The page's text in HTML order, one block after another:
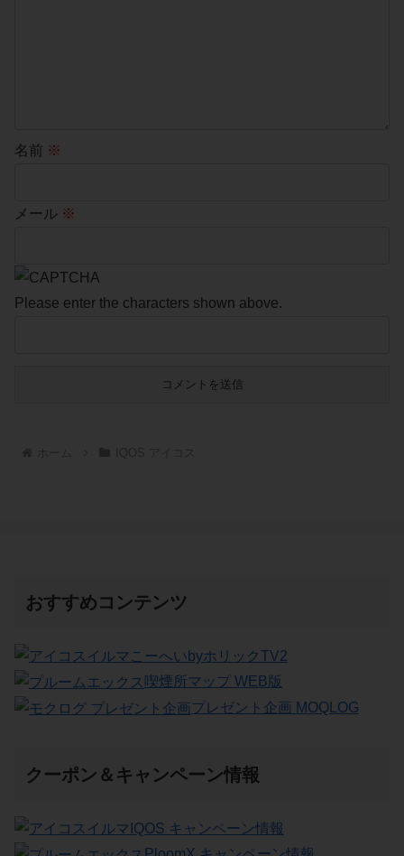
名前 ※
メール ※
Please enter the characters shown above.
おすすめコンテンツ
こーへいbyホリックTV2
喫煙所マップ WEB版
プレゼント企画 MOQLOG
クーポン＆キャンペーン情報
IQOS キャンペーン情報